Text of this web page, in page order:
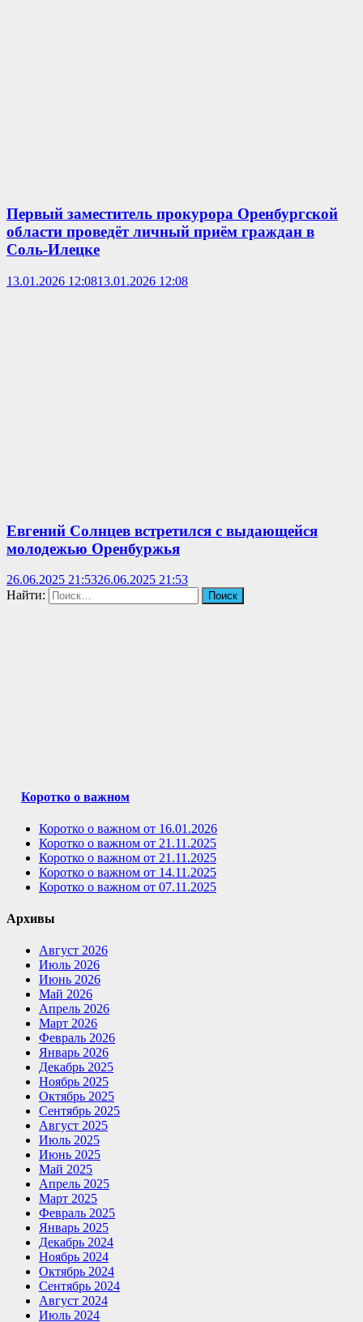
Первый заместитель прокурора Оренбургской
области проведёт личный приём граждан в
Соль-Илецке
13.01.2026 12:0813.01.2026 12:08
Евгений Солнцев встретился с выдающейся
молодежью Оренбуржья
26.06.2025 21:5326.06.2025 21:53
Найти:
Коротко о важном
Коротко о важном от 16.01.2026
Коротко о важном от 21.11.2025
Коротко о важном от 21.11.2025
Коротко о важном от 14.11.2025
Коротко о важном от 07.11.2025
Архивы
Август 2026
Июль 2026
Июнь 2026
Май 2026
Апрель 2026
Март 2026
Февраль 2026
Январь 2026
Декабрь 2025
Ноябрь 2025
Октябрь 2025
Сентябрь 2025
Август 2025
Июль 2025
Июнь 2025
Май 2025
Апрель 2025
Март 2025
Февраль 2025
Январь 2025
Декабрь 2024
Ноябрь 2024
Октябрь 2024
Сентябрь 2024
Август 2024
Июль 2024